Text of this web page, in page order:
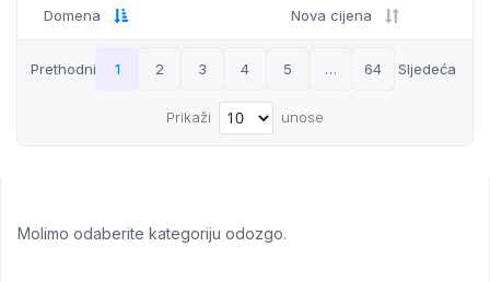
Domena Nova cijena
Prethodni 1 2 3 4 5 … 64 Sljedeća
Prikaži unose
Molimo odaberite kategoriju odozgo.